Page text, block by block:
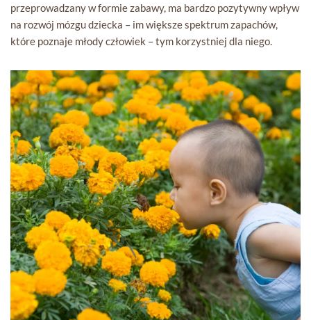
przeprowadzany w formie zabawy, ma bardzo pozytywny wpływ
na rozwój mózgu dziecka – im większe spektrum zapachów,
które poznaje młody człowiek – tym korzystniej dla niego.